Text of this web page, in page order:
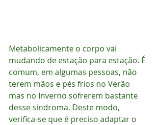
Metabolicamente o corpo vai
mudando de estação para estação. É
comum, em algumas pessoas, não
terem mãos e pés frios no Verão
mas no Inverno sofrerem bastante
desse síndroma. Deste modo,
verifica-se que é preciso adaptar o